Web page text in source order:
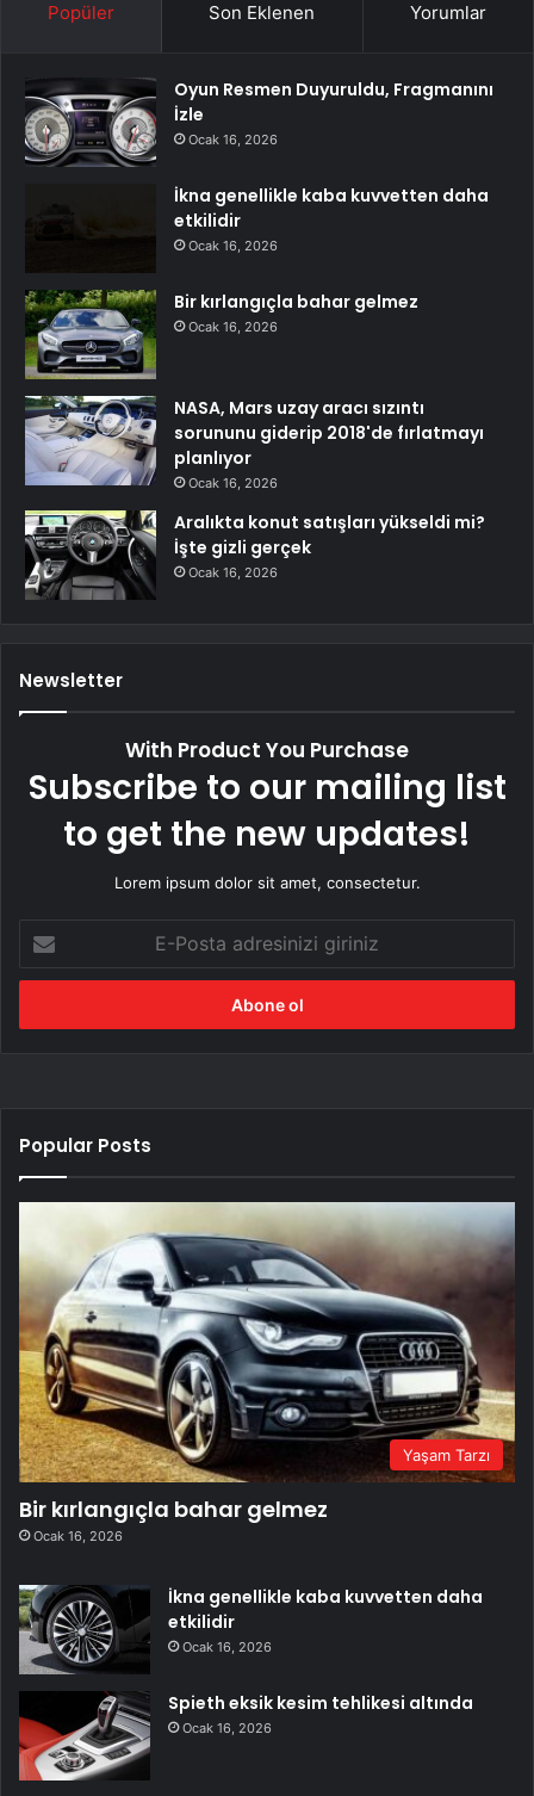
Popüler Son Eklenen Yorumlar
Oyun Resmen Duyuruldu, Fragmanını
İzle
Ocak 16, 2026
İkna genellikle kaba kuvvetten daha
etkilidir
Ocak 16, 2026
Bir kırlangıçla bahar gelmez
Ocak 16, 2026
NASA, Mars uzay aracı sızıntı
sorununu giderip 2018'de fırlatmayı
planlıyor
Ocak 16, 2026
Aralıkta konut satışları yükseldi mi?
İşte gizli gerçek
Ocak 16, 2026
Newsletter
With Product You Purchase
Subscribe to our mailing list
to get the new updates!
Lorem ipsum dolor sit amet, consectetur.
Posta
adresinizi
Popular Posts
Yaşam Tarzı
Bir kırlangıçla bahar gelmez
Ocak 16, 2026
İkna genellikle kaba kuvvetten daha
etkilidir
Ocak 16, 2026
Spieth eksik kesim tehlikesi altında
Ocak 16, 2026